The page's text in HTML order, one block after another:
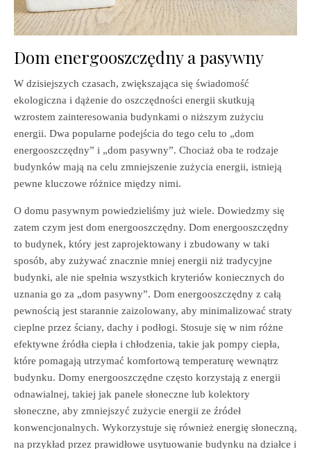
Dom energooszczędny a pasywny
W dzisiejszych czasach, zwiększająca się świadomość
ekologiczna i dążenie do oszczędności energii skutkują
wzrostem zainteresowania budynkami o niższym zużyciu
energii. Dwa popularne podejścia do tego celu to „dom
energooszczędny” i „dom pasywny”. Chociaż oba te rodzaje
budynków mają na celu zmniejszenie zużycia energii, istnieją
pewne kluczowe różnice między nimi.
O domu pasywnym powiedzieliśmy już wiele. Dowiedzmy się
zatem czym jest dom energooszczędny. Dom energooszczędny
to budynek, który jest zaprojektowany i zbudowany w taki
sposób, aby zużywać znacznie mniej energii niż tradycyjne
budynki, ale nie spełnia wszystkich kryteriów koniecznych do
uznania go za „dom pasywny”. Dom energooszczędny z całą
pewnością jest starannie zaizolowany, aby minimalizować straty
cieplne przez ściany, dachy i podłogi. Stosuje się w nim różne
efektywne źródła ciepła i chłodzenia, takie jak pompy ciepła,
które pomagają utrzymać komfortową temperaturę wewnątrz
budynku. Domy energooszczędne często korzystają z energii
odnawialnej, takiej jak panele słoneczne lub kolektory
słoneczne, aby zmniejszyć zużycie energii ze źródeł
konwencjonalnych. Wykorzystuje się również energię słoneczną,
na przykład przez prawidłowe usytuowanie budynku na działce i